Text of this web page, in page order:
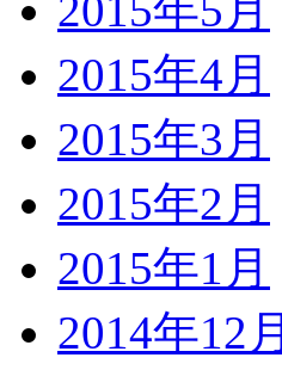
2015年4月
2015年3月
2015年2月
2015年1月
2014年12月